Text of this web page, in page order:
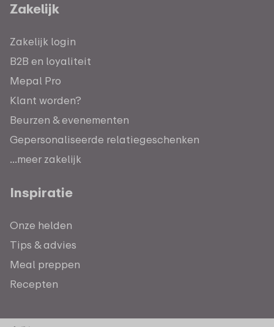
Zakelijk
Zakelijk login
B2B en loyaliteit
Mepal Pro
Klant worden?
Beurzen & evenementen
Gepersonaliseerde relatiegeschenken
...meer zakelijk
Inspiratie
Onze helden
Tips & advies
Meal preppen
Recepten